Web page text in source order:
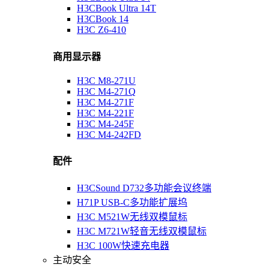
H3CBook Ultra 14T
H3CBook 14
H3C Z6-410
商用显示器
H3C M8-271U
H3C M4-271Q
H3C M4-271F
H3C M4-221F
H3C M4-245F
H3C M4-242FD
配件
H3CSound D732多功能会议终端
H71P USB-C多功能扩展坞
H3C M521W无线双模鼠标
H3C M721W轻音无线双模鼠标
H3C 100W快速充电器
主动安全